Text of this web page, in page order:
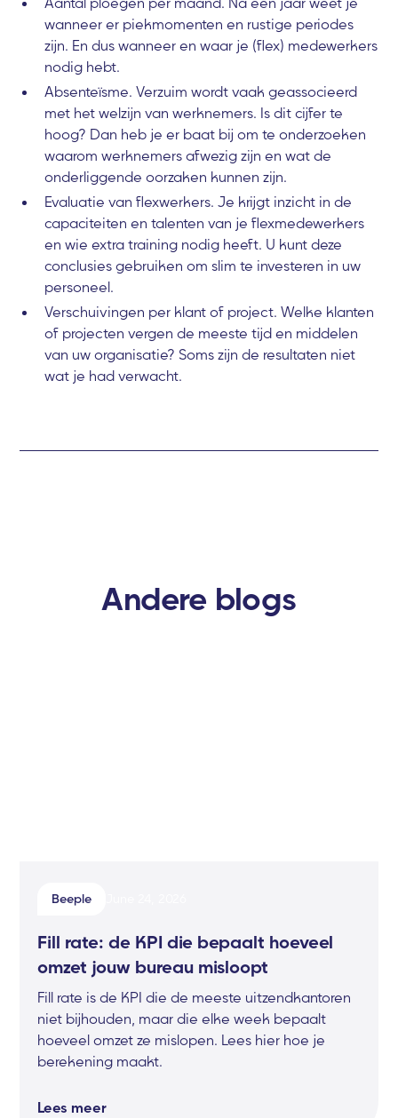
wanneer er piekmomenten en rustige periodes
zijn. En dus wanneer en waar je (flex) medewerkers
nodig hebt.
Absenteïsme. Verzuim wordt vaak geassocieerd
met het welzijn van werknemers. Is dit cijfer te
hoog? Dan heb je er baat bij om te onderzoeken
waarom werknemers afwezig zijn en wat de
onderliggende oorzaken kunnen zijn.
Evaluatie van flexwerkers. Je krijgt inzicht in de
capaciteiten en talenten van je flexmedewerkers
en wie extra training nodig heeft. U kunt deze
conclusies gebruiken om slim te investeren in uw
personeel.
Verschuivingen per klant of project. Welke klanten
of projecten vergen de meeste tijd en middelen
van uw organisatie? Soms zijn de resultaten niet
wat je had verwacht.
Andere blogs
Beeple
Fill rate: de KPI die bepaalt hoeveel
omzet jouw bureau misloopt
Fill rate is de KPI die de meeste uitzendkantoren
niet bijhouden, maar die elke week bepaalt
hoeveel omzet ze mislopen. Lees hier hoe je
berekening maakt.
Lees meer